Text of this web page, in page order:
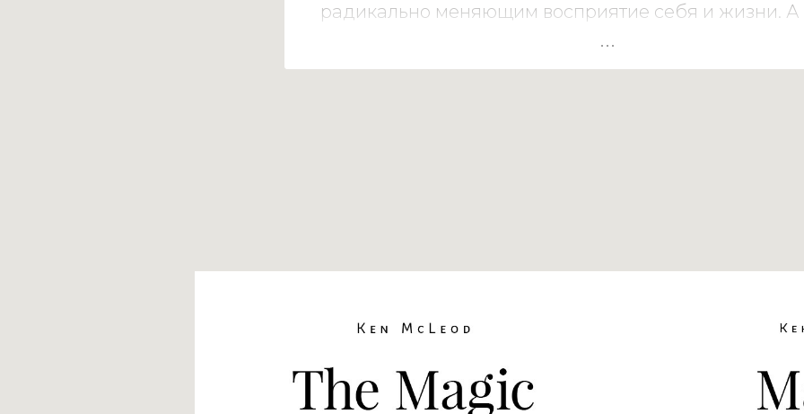
радикально меняющим восприятие себя и жизни. А
с защитниками открывает силу, проводящую через
и испытания пути».